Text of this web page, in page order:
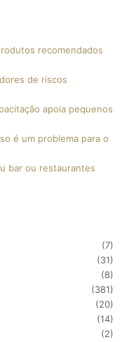
recomendados
de riscos
apoia pequenos
é um problema para o
bar ou restaurantes
(7)
(31)
(8)
(381)
(20)
(14)
(2)